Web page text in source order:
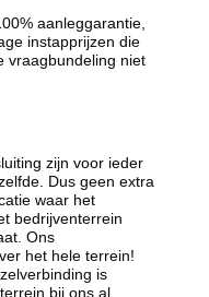
aanleggarantie,
instapprijzen die
vraagbundeling niet
zijn voor ieder
Dus geen extra
waar het
bedrijventerrein
Ons
het hele terrein!
is
bij ons al